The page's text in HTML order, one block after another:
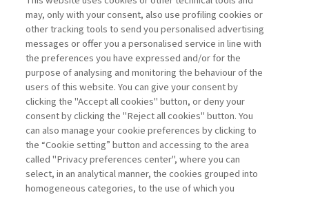
LE STRATEGIE DI RESILIENZA
NELLA PROGETTAZIONE ...
di Pietro De Giovanni, Alberto Grando
La consultazione dei libri è riservata esclusivamente
agli abbonati Premium
Legenda: Accedi Per registrati Per abbonati
may, only with your consent, also use profiling cookies or
other tracking tools to send you personalised advertising
messages or offer you a personalised service in line with
the preferences you have expressed and/or for the
purpose of analysing and monitoring the behaviour of the
users of this website. You can give your consent by
clicking the "Accept all cookies" button, or deny your
consent by clicking the "Reject all cookies" button. You
can also manage your cookie preferences by clicking to
the “Cookie setting” button and accessing to the area
called "Privacy preferences center", where you can
select, in an analytical manner, the cookies grouped into
homogeneous categories, to the use of which you